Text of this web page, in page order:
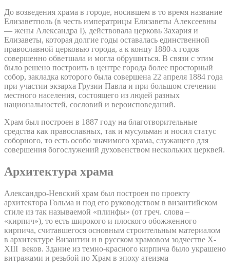
До возведения храма в городе, носившем в то время название
Елизаветполь (в честь императрицы Елизаветы Алексеевны
— жены Александра I), действовала церковь Захария и
Елизаветы, которая долгие годы оставалась единственной
православной церковью города, а к концу 1880-х годов
совершенно обветшала и могла обрушиться. В связи с этим
было решено построить в центре города более просторный
собор, закладка которого была совершена 22 апреля 1884 года
при участии экзарха Грузии Павла и при большом стечении
местного населения, состоящего из людей разных
национальностей, сословий и вероисповеданий.
Храм был построен в 1887 году на благотворительные
средства как православных, так и мусульман и носил статус
соборного, то есть особо значимого храма, служащего для
совершения богослужений духовенством нескольких церквей.
Архитектура храма
Александро-Невский храм был построен по проекту
архитектора Гольма и под его руководством в византийском
стиле из так называемой «плинфы» (от греч. слова –
«кирпич»), то есть широкого и плоского обожженного
кирпича, считавшегося основным строительным материалом
в архитектуре Византии и в русском храмовом зодчестве X-
XIII веков. Здание из темно-красного кирпича было украшено
витражами и резьбой по Храм в эпоху атеизма